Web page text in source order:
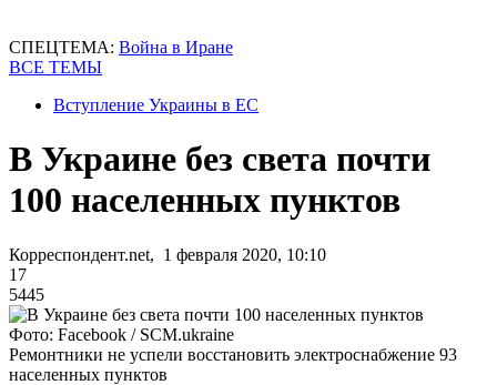
СПЕЦТЕМА: Война в Иране
ВСЕ ТЕМЫ
Вступление Украины в ЕС
В Украине без света почти
100 населенных пунктов
Корреспондент.net, 1 февраля 2020, 10:10
17
5445
Фото: Facebook / SCM.ukraine
Ремонтники не успели восстановить электроснабжение 93
населенных пунктов